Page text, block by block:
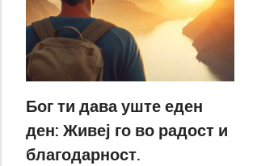
Бог ти дава уште еден
ден: Живеј го во радост и
благодарност.